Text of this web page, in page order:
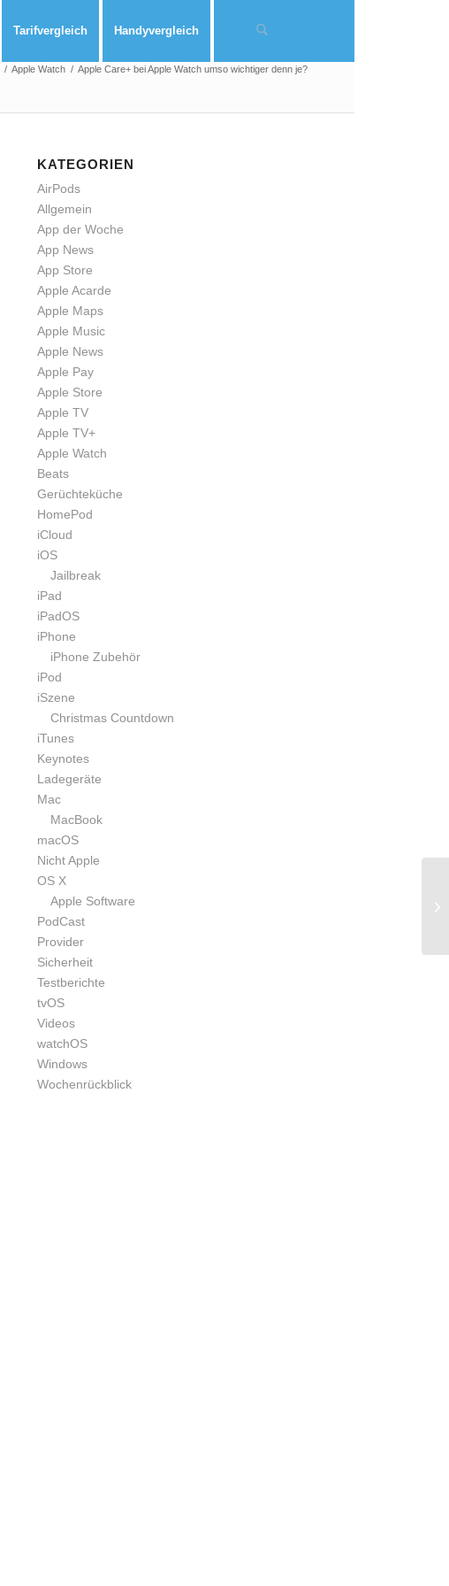
Tarifvergleich Handyvergleich
/ Apple Watch / Apple Care+ bei Apple Watch umso wichtiger denn je?
KATEGORIEN
AirPods
Allgemein
App der Woche
App News
App Store
Apple Acarde
Apple Maps
Apple Music
Apple News
Apple Pay
Apple Store
Apple TV
Apple TV+
Apple Watch
Beats
Gerüchteküche
HomePod
iCloud
iOS
Jailbreak
iPad
iPadOS
iPhone
iPhone Zubehör
iPod
iSzene
Christmas Countdown
iTunes
Keynotes
Ladegeräte
Mac
MacBook
macOS
Nicht Apple
OS X
Apple Software
PodCast
Provider
Sicherheit
Testberichte
tvOS
Videos
watchOS
Windows
Wochenrückblick